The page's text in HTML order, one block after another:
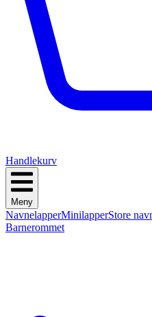
Handlekurv
Meny
NavnelapperMinilapperStore
Barnerommet